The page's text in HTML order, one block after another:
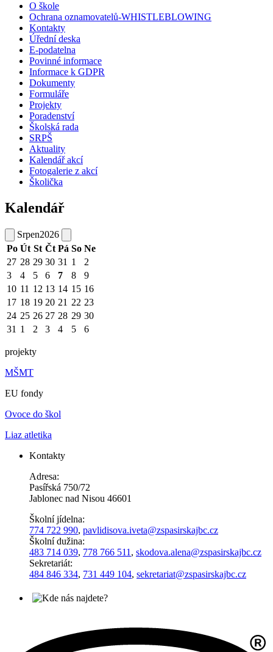
O škole
Ochrana oznamovatelů-WHISTLEBLOWING
Kontakty
Úřední deska
E-podatelna
Povinné informace
Informace k GDPR
Dokumenty
Formuláře
Projekty
Poradenství
Školská rada
SRPŠ
Aktuality
Kalendář akcí
Fotogalerie z akcí
Školička
Kalendář
Srpen2026
Po Út St Čt Pá So Ne
27 28 29 30 31 1
2
3
4 5 6 7 8
9
10 11 12 13 14 15 16
17 18 19 20 21 22 23
24 25 26 27 28 29 30
31 1 2 3 4 5 6
projekty
MŠMT
EU fondy
Ovoce do škol
Liaz atletika
Kontakty
Adresa:
Pasířská 750/72
Jablonec nad Nisou 46601
Školní jídelna:
774 722 990, pavlidisova.iveta@zspasirskajbc.cz
Školní dužina:
483 714 039, 778 766 511 , skodova.alena@zspasirskajbc.cz
Sekretariát:
484 846 334, 731 449 104, sekretariat@zspasirskajbc.cz